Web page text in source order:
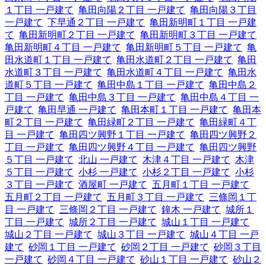
１丁目 一戸建て 亀田向陽２丁目 一戸建て 亀田向陽３丁目
一戸建て 下早通２丁目 一戸建て 亀田新明町１丁目 一戸建
て 亀田新明町２丁目 一戸建て 亀田新明町３丁目 一戸建て
亀田新明町４丁目 一戸建て 亀田新明町５丁目 一戸建て 亀
田水道町１丁目 一戸建て 亀田水道町２丁目 一戸建て 亀田
水道町３丁目 一戸建て 亀田水道町４丁目 一戸建て 亀田水
道町５丁目 一戸建て 亀田中島１丁目 一戸建て 亀田中島２
丁目 一戸建て 亀田中島３丁目 一戸建て 亀田中島４丁目 一
戸建て 亀田早通 一戸建て 亀田本町１丁目 一戸建て 亀田本
町２丁目 一戸建て 亀田緑町２丁目 一戸建て 亀田緑町４丁
目 一戸建て 亀田四ツ興野１丁目 一戸建て 亀田四ツ興野２
丁目 一戸建て 亀田四ツ興野４丁目 一戸建て 亀田四ツ興野
５丁目 一戸建て 北山 一戸建て 木津４丁目 一戸建て
木津
５丁目 一戸建て 小杉 一戸建て 小杉２丁目 一戸建て 小杉
３丁目 一戸建て 酒屋町 一戸建て
五月町１丁目 一戸建て
五月町２丁目 一戸建て
五月町３丁目 一戸建て
三條岡１丁
目 一戸建て
三條岡２丁目 一戸建て 鐘木 一戸建て 城所１
丁目 一戸建て 城所２丁目 一戸建て 城山１丁目 一戸建て
城山２丁目 一戸建て 城山３丁目 一戸建て 城山４丁目 一戸
建て 砂岡１丁目 一戸建て 砂岡２丁目 一戸建て 砂岡３丁目
一戸建て 砂岡４丁目 一戸建て 砂山１丁目 一戸建て 砂山２